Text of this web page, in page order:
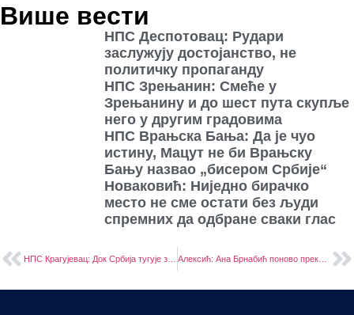
Више вести
НПС Деспотовац: Рудари
заслужују достојанство, не
политичку пропаганду
НПС Зрењанин: Смеће у
Зрењанину и до шест пута скупље
него у другим градовима
НПС Врањска Бања: Да је чуо
истину, Мацут не би Врањску
Бању назвао „бисером Србије“
Новаковић: Ниједно бирачко
место не сме остати без људи
спремних да одбране сваки глас
Алексић: Ана Брнабић поново прекршила Устав, гурају под тепих трагедију у Новом Саду